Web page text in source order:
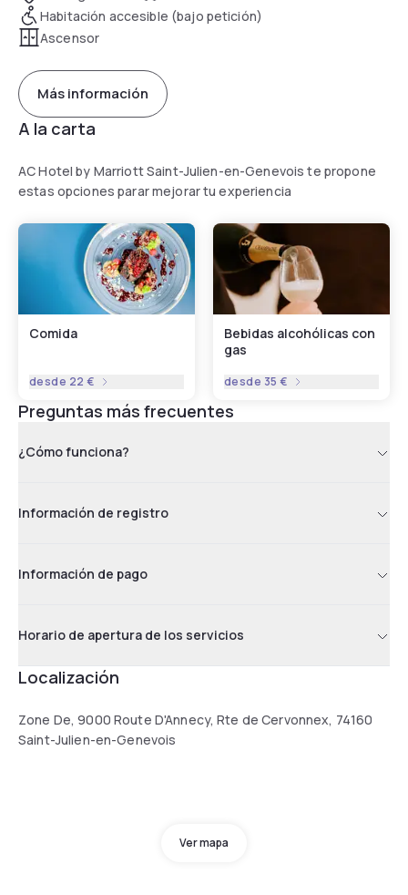
Habitación accesible (bajo petición)
Ascensor
Más información
A la carta
AC Hotel by Marriott Saint-Julien-en-Genevois te propone
estas opciones parar mejorar tu experiencia
Comida
desde 22 €
Bebidas alcohólicas con
gas
desde 35 €
Preguntas más frecuentes
¿Cómo funciona?
Información de registro
Información de pago
Horario de apertura de los servicios
Localización
Zone De, 9000 Route D'Annecy, Rte de Cervonnex, 74160
Saint-Julien-en-Genevois
Ver mapa